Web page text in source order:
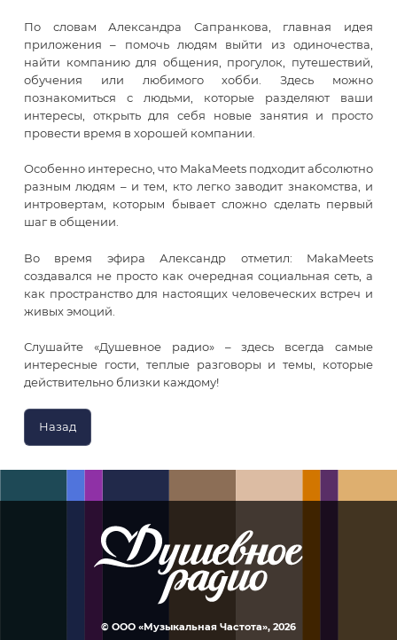
По словам Александра Сапранкова, главная идея
приложения – помочь людям выйти из одиночества,
найти компанию для общения, прогулок, путешествий,
обучения или любимого хобби. Здесь можно
познакомиться с людьми, которые разделяют ваши
интересы, открыть для себя новые занятия и просто
провести время в хорошей компании.
Особенно интересно, что MakaMeets подходит абсолютно
разным людям – и тем, кто легко заводит знакомства, и
интровертам, которым бывает сложно сделать первый
шаг в общении.
Во время эфира Александр отметил: MakaMeets
создавался не просто как очередная социальная сеть, а
как пространство для настоящих человеческих встреч и
живых эмоций.
Слушайте «Душевное радио» – здесь всегда самые
интересные гости, теплые разговоры и темы, которые
действительно близки каждому!
Назад
© ООО «Музыкальная Частота», 2026